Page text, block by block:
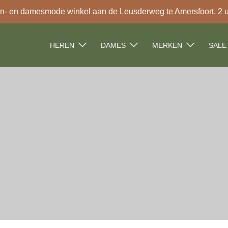
en damesmode winkel aan de Leusderweg te Amersfoort. 2
HEREN DAMES MERKEN SALE